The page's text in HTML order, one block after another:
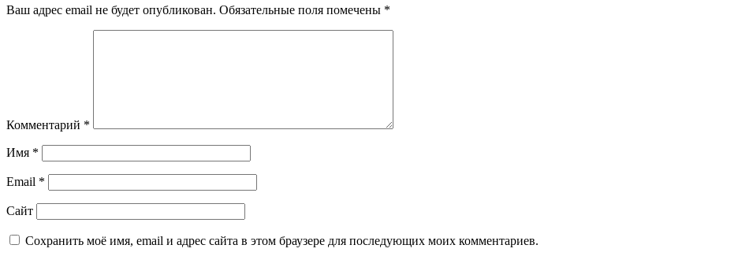
Ваш адрес email не будет опубликован. Обязательные поля помечены *
Комментарий *
Имя *
Email *
Сайт
Сохранить моё имя, email и адрес сайта в этом браузере для последующих моих комментариев.